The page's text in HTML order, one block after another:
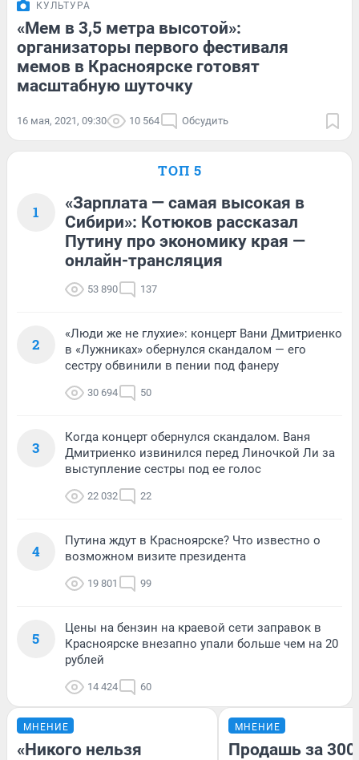
КУЛЬТУРА
«Мем в 3,5 метра высотой»:
организаторы первого фестиваля
мемов в Красноярске готовят
масштабную шуточку
16 мая, 2021, 09:30 10 564 Обсудить
ТОП 5
1
«Зарплата — самая высокая в
Сибири»: Котюков рассказал
Путину про экономику края —
онлайн-трансляция
53 890 137
2
«Люди же не глухие»: концерт Вани Дмитриенко
в «Лужниках» обернулся скандалом — его
сестру обвинили в пении под фанеру
30 694 50
3
Когда концерт обернулся скандалом. Ваня
Дмитриенко извинился перед Линочкой Ли за
выступление сестры под ее голос
22 032 22
4
Путина ждут в Красноярске? Что известно о
возможном визите президента
19 801 99
5
Цены на бензин на краевой сети заправок в
Красноярске внезапно упали больше чем на 20
рублей
14 424 60
МНЕНИЕ
«Никого нельзя
МНЕНИЕ
Продашь за